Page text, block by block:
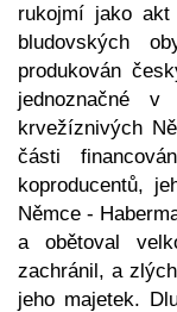
rukojmí jako
bludovských
produkován
jednoznačné
krvežíznivých
části
koproducentů,
Němce -
a obětoval
zachránil, a
jeho majetek.